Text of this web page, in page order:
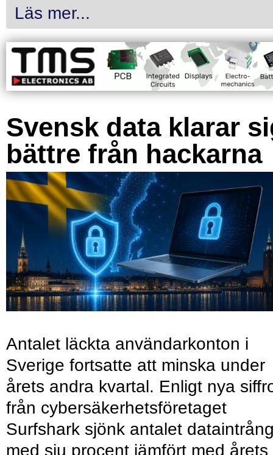
Läs mer...
Svensk data klarar
bättre från hackarna
Antalet läckta användarkonton i
Sverige fortsatte att minska under
årets andra kvartal. Enligt nya
från cybersäkerhetsföretaget
Surfshark sjönk antalet
med sju procent jämfört med årets